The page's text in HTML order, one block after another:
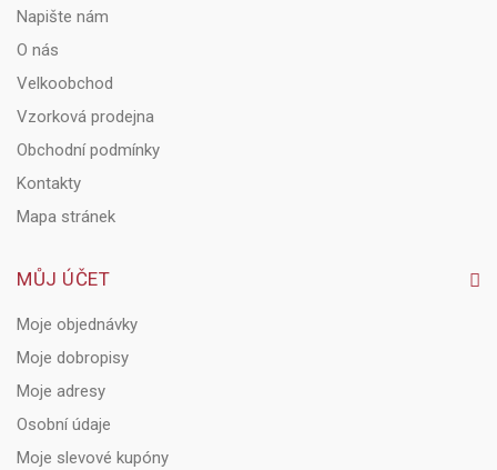
Napište nám
O nás
Velkoobchod
Vzorková prodejna
Obchodní podmínky
Kontakty
Mapa stránek
MŮJ ÚČET
Moje objednávky
Moje dobropisy
Moje adresy
Osobní údaje
Moje slevové kupóny